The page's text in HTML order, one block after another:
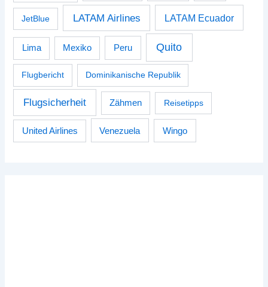
JetBlue LATAM Airlines LATAM Ecuador
Lima Mexiko Peru Quito
Flugbericht Dominikanische Republik
Flugsicherheit Zähmen Reisetipps
United Airlines Venezuela Wingo